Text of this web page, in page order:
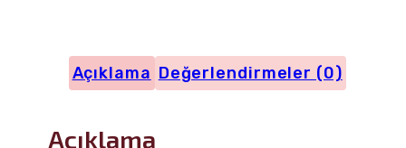
Açıklama Değerlendirmeler (0)
Açıklama